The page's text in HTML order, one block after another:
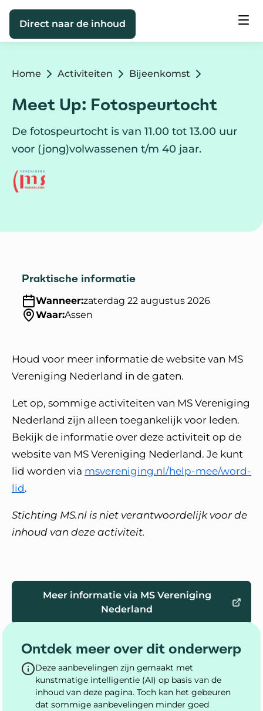
Direct naar de inhoud
Home Activiteiten Bijeenkomst
Meet Up: Fotospeurtocht
De fotospeurtocht is van 11.00 tot 13.00 uur
voor (jong)volwassenen t/m 40 jaar.
Houd voor meer informatie de website van MS
Vereniging Nederland in de gaten.
Let op, sommige activiteiten van MS Vereniging
Nederland zijn alleen toegankelijk voor leden.
Bekijk de informatie over deze activiteit op de
website van MS Vereniging Nederland. Je kunt
lid worden via msvereniging.nl/help-mee/word-
lid.
Stichting MS.nl is niet verantwoordelijk voor de
inhoud van deze activiteit.
Praktische informatie
Wanneer:zaterdag 22 augustus 2026
Waar:Assen
Meer informatie via MS Vereniging
Nederland
Ontdek meer over dit onderwerp
Deze aanbevelingen zijn gemaakt met
kunstmatige intelligentie (AI) op basis van de
inhoud van deze pagina. Toch kan het gebeuren
dat sommige aanbevelingen minder goed